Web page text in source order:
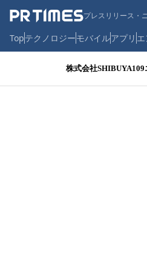
プレスリリース・
Topテクノロジーモバイルアプリ
株式会社SHIBUYA109